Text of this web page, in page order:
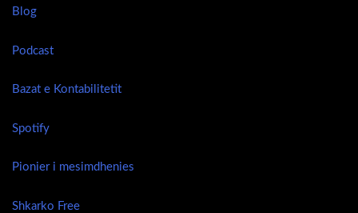
Blog
Podcast
Bazat e Kontabilitetit
Spotify
Pionier i mesimdhenies
Shkarko Free